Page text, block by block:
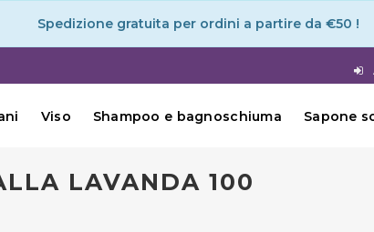
Spedizione gratuita per ordini a partire da €50 !
Viso Shampoo e bagnoschiuma Sapone
LAVANDA 100